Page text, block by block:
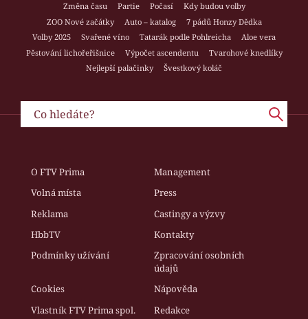
Změna času
Partie Počasí
Kdy budou volby
ZOO Nové začátky
Auto – katalog
7 pádů Honzy Dědka
Volby 2025
Svařené víno Tatarák podle Pohlreicha
Aloe vera
Pěstování lichořeřišnice
Výpočet ascendentu
Tvarohové knedlíky
Nejlepší palačinky
Švestkový koláč
O FTV Prima
Management
Volná místa
Press
Reklama
Castingy a výzvy
HbbTV
Kontakty
Podmínky užívání
Zpracování osobních
údajů
Cookies
Nápověda
Vlastník FTV Prima spol.
Redakce